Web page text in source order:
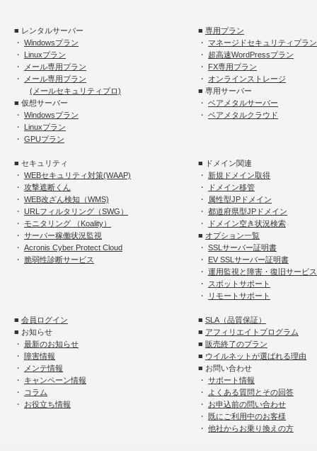
■ レンタルサーバー ■ 専用プラン
・ Windowsプラン ・ マネージドセキュリティプラン
・ Linuxプラン ・ 超高速WordPressプラン
・
メール専用プラン ・ FX専用プラン
・
メール専用プラン ・ オンラインストレージ
(メールセキュリティプロ)
■ 専用サーバー
■ 仮想サーバー
・ ベアメタルサーバー
・ Windowsプラン ・ ベアメタルクラウド
・ Linuxプラン
・ GPUプラン
■ セキュリティ
■ ドメイン関連
・ WEBセキュリティ対策(WAAP) ・ 新規ドメイン取得
・ 攻撃遮断くん ・
ドメイン移管
・ WEB改ざん検知（WMS) ・
属性型JPドメイン
・ URLフィルタリング（SWG） ・ 都道府県型JPドメイン
・ モニタリング （Koality） ・
ドメイン空き状況検索
・ サーバー稼働状況監視 ■ オプション一覧
・ Acronis Cyber Protect Cloud ・ SSLサーバー証明書
・ 脆弱性診断サービス ・ EV SSLサーバー証明書
・ 運用監視と障害・復旧サービス
・ スポットサポート
・
リモートサポート
■ 会員ログイン ■ SLA（品質保証）
■ お知らせ
■ アフィリエイトプログラム
・ 最新のお知らせ ■ 販売終了のプラン
・ 障害情報 ■ ウイルネットが選ばれる理由
・
メンテ情報
■ お問い合わせ
・ キャンペーン情報 ・ サポート情報
・
コラム ・
よくある質問とその回答
・ お役立ち情報 ・ お申込前の問い合わせ
・ 既にご利用中のお客様
・ 他社からお乗り換えの方